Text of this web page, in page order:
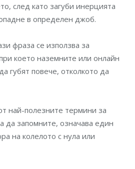
след като загуби инерцията
в определен джоб.
фраза се използва за
което наземните или онлайн
губят повече, отколкото да
най-полезните термини за
да запомните, означава един
на колелото с нула или